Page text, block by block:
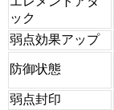
ック
弱点効果アップ
防御状態
弱点封印